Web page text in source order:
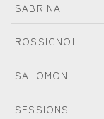
OAKLEY
QUICKSILVER
ROXY
SABRINA
ROSSIGNOL
SALOMON
SESSIONS